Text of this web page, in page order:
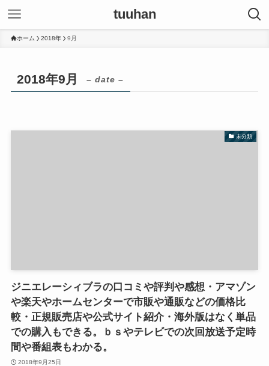
tuuhan
ホーム 2018年 9月
2018年9月 – date –
未分類
ジニエレーシィブラの口コミや評判や感想・アマゾン
や楽天やホームセンターで市販や通販などの価格比
較・正規販売店や公式サイト紹介・海外版はなく単品
での購入もできる。ｂｓやテレビでの次回放送予定時
間や番組表もわかる。
2018年9月25日